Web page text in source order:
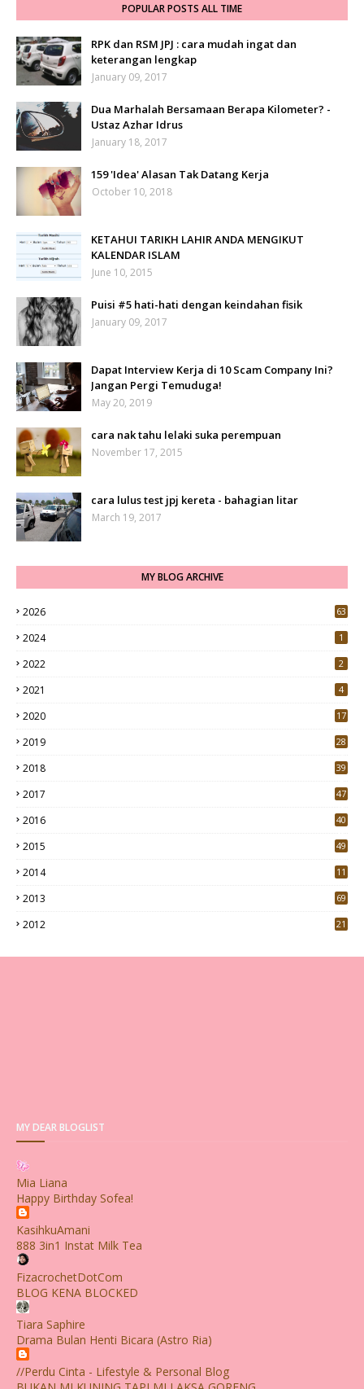
POPULAR POSTS ALL TIME
RPK dan RSM JPJ : cara mudah ingat dan
keterangan lengkap
January 09, 2017
Dua Marhalah Bersamaan Berapa Kilometer? -
Ustaz Azhar Idrus
January 18, 2017
159 'Idea' Alasan Tak Datang Kerja
October 10, 2018
KETAHUI TARIKH LAHIR ANDA MENGIKUT
KALENDAR ISLAM
June 10, 2015
Puisi #5 hati-hati dengan keindahan fisik
January 09, 2017
Dapat Interview Kerja di 10 Scam Company Ini?
Jangan Pergi Temuduga!
May 20, 2019
cara nak tahu lelaki suka perempuan
November 17, 2015
cara lulus test jpj kereta - bahagian litar
March 19, 2017
MY BLOG ARCHIVE
2026 63
2024 1
2022 2
2021 4
2020
17
2019
28
2018
39
2017
47
2016
40
2015
49
2014 11
2013 69
2012 21
MY DEAR BLOGLIST
Mia Liana
Happy Birthday Sofea!
KasihkuAmani
888 3in1 Instat Milk Tea
FizacrochetDotCom
BLOG KENA BLOCKED
Tiara Saphire
Drama Bulan Henti Bicara (Astro Ria)
//Perdu Cinta - Lifestyle & Personal Blog